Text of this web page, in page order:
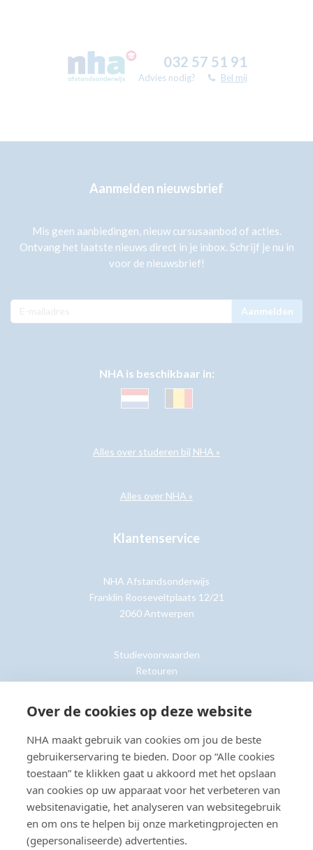
Over de cookies op deze website
NHA maakt gebruik van cookies om jou de beste
gebruikerservaring te bieden. Door op “Alle cookies
toestaan” te klikken gaat u akkoord met het opslaan
van cookies op uw apparaat voor het verbeteren van
websitenavigatie, het analyseren van websitegebruik
en om ons te helpen bij onze marketingprojecten en
(gepersonaliseerde) advertenties.
032 57 51 91
Advies nodig? Bel mij
Aanmelden nieuwsbrief
Mis geen aanbiedingen, nieuw cursusaanbod of acties.
Ontvang het laatste nieuws direct in je inbox. Schrijf je nu in
voor de nieuwsbrief!
Aanmelden
NHA is beschikbaar in:
Alles over studeren bij NHA »
Alles over NHA »
Klantenservice
NHA Afstandsonderwijs
Franklin Rooseveltplaats 12/21
2060 Antwerpen
Studievoorwaarden
Retouren
Klantenservice »
© Copyright 2026 NHA Privacy- en cookieverklaring
Sitemap
Toegankelijkheidsverklaring
Beoordeling:8.8door2203